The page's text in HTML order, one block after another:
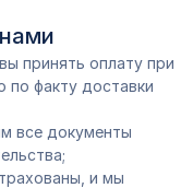
принять оплату при
по факту доставки
все документы
и мы